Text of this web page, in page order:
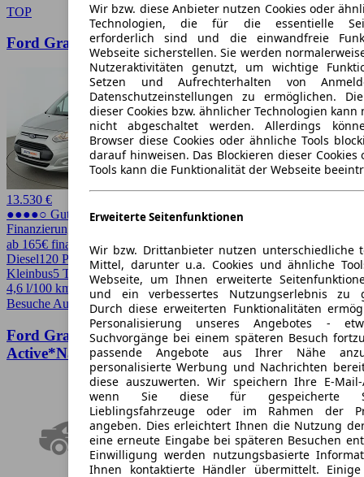
TOP
Ford Grand Tourneo Connect 1.5 TDCi Titanium
13.530 €
●●●●○ Guter Preis
Finanzierung möglich
ab 165€ finanzieren ↗
Diesel120 PS (88 kW)117.494 kmEZ -/2017SchaltgetriebeVan /
Kleinbus5 Türen
4,6 l/100 km (komb.)* · 119 g/km CO2*
Besuche Autohero➚
Ford Grand Tourneo Connect 1.5EB
Active*Navi*RFK*AHK
Wir bzw. diese Anbieter nutzen Cookies oder
Technologien, die für die essentielle
erforderlich sind und die einwandfreie
Webseite sicherstellen. Sie werden
Nutzeraktivitäten genutzt, um wichtige
Setzen und Aufrechterhalten von
Datenschutzeinstellungen zu ermöglichen.
dieser Cookies bzw. ähnlicher Technologien kann
nicht abgeschaltet werden. Allerdings
Browser diese Cookies oder ähnliche Tools
darauf hinweisen. Das Blockieren dieser
Tools kann die Funktionalität der Webseite
Erweiterte Seitenfunktionen
Wir bzw. Drittanbieter nutzen unterschiedliche
Mittel, darunter u.a. Cookies und ähnliche
Webseite, um Ihnen erweiterte
und ein verbessertes Nutzungserlebnis zu
Durch diese erweiterten Funktionalitäten
Personalisierung unseres Angebotes -
Suchvorgänge bei einem späteren Besuch
passende Angebote aus Ihrer Nähe
personalisierte Werbung und Nachrichten
diese auszuwerten. Wir speichern Ihre E-Mail-
wenn Sie diese für gespeicherte
Lieblingsfahrzeuge oder im Rahmen der
angeben. Dies erleichtert Ihnen die Nutzung
eine erneute Eingabe bei späteren Besuchen
Einwilligung werden nutzungsbasierte
Ihnen kontaktierte Händler übermittelt. Einige